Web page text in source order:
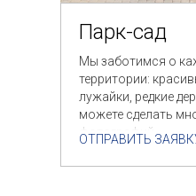
Парк-сад
Мы заботимся о
территории:
лужайки, редкие
можете сделать
фотографий.
ОТПРАВИТЬ